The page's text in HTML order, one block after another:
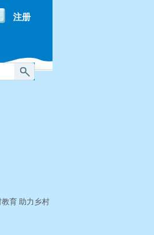
注册
育 助力乡村